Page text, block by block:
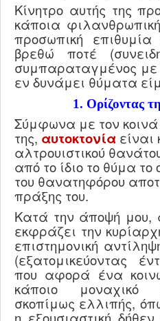
Κίνητρο αυτής της
κάποια
προσωπική
βρεθώ ποτέ
συμπαραταγμένος με
εν δυνάμει θύματα
1. Ορίζοντας
Σύμφωνα με τον
της, αυτοκτονία
αλτρουιστικού
από το ίδιο το θύμα το
του θανατηφόρου
πράξης του.
Κατά την άποψή μου,
εκφράζει την
επιστημονική
(εξατομικεύοντας
που αφορά ένα
κάποιο μοναχικό
σκοπίμως ελλιπής,